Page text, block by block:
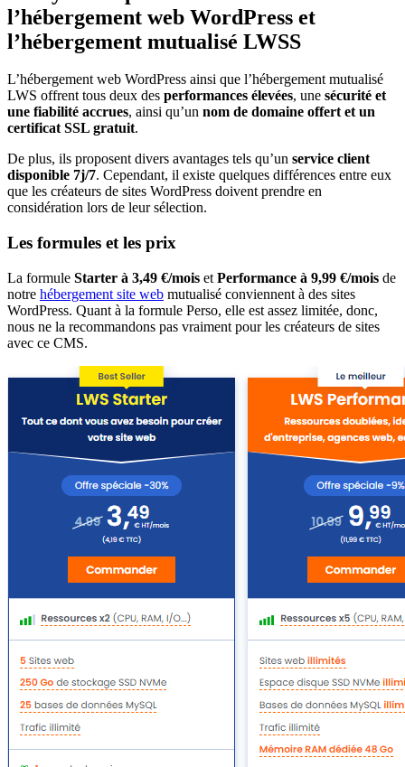
l’hébergement web WordPress et
l’hébergement mutualisé LWSS
L’hébergement web WordPress ainsi que l’hébergement mutualisé
LWS offrent tous deux des performances élevées, une sécurité et
une fiabilité accrues, ainsi qu’un nom de domaine offert et un
certificat SSL gratuit.
De plus, ils proposent divers avantages tels qu’un service client
disponible 7j/7. Cependant, il existe quelques différences entre eux
que les créateurs de sites WordPress doivent prendre en
considération lors de leur sélection.
Les formules et les prix
La formule Starter à 3,49 €/mois et Performance à 9,99 €/mois de
notre hébergement site web mutualisé conviennent à des sites
WordPress. Quant à la formule Perso, elle est assez limitée, donc,
nous ne la recommandons pas vraiment pour les créateurs de sites
avec ce CMS.